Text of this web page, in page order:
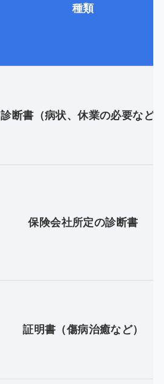
種類
診断書（病状、休業の必要など
保険会社所定の診断書
証明書（傷病治癒など）